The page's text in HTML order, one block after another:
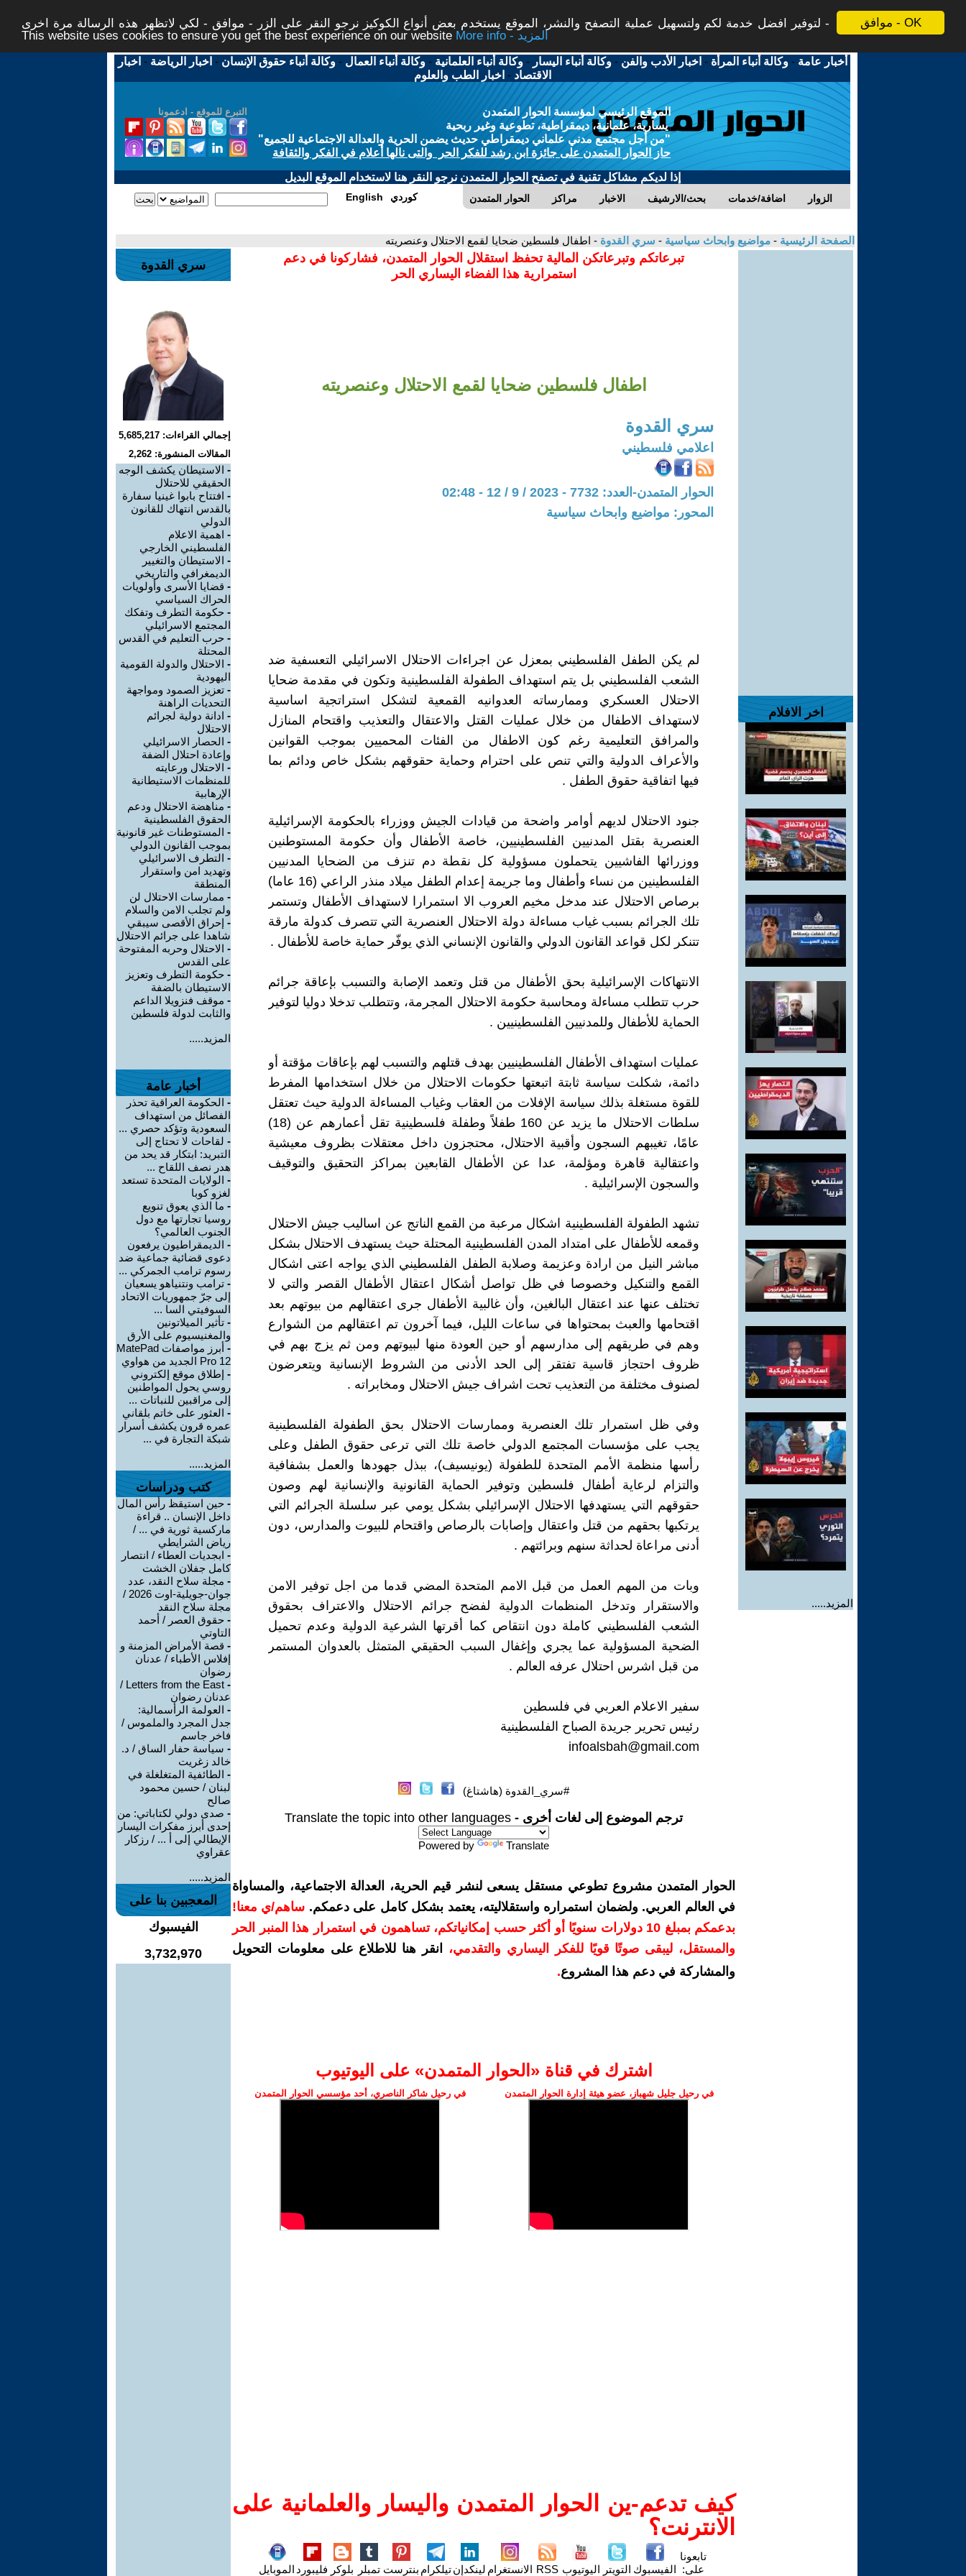
موافق - OK
لتوفير افضل خدمة لكم ولتسهيل عملية التصفح والنشر، الموقع يستخدم بعض أنواع الكوكيز نرجو النقر على الزر - موافق - لكي لاتظهر هذه الرسالة مرة اخرى -
This website uses cookies to ensure you get the best experience on our website
More info - المزيد
أخبار عامة -وكالة أنباء المرأة - اخبار الأدب والفن -وكالة أنباء اليسار -وكالة أنباء العلمانية -وكالة أنباء العمال -وكالة أنباء حقوق الإنسان - اخبار الرياضة - اخبار
الاقتصاد - اخبار الطب والعلوم
التبرع للموقع - ادعمونا
الموقع الرئيسي لمؤسسة الحوار المتمدن
يسارية، علمانية، ديمقراطية، تطوعية وغير ربحية
"من أجل مجتمع مدني علماني ديمقراطي حديث يضمن الحرية والعدالة الاجتماعية للجميع"
حاز الحوار المتمدن على جائزة ابن رشد للفكر الحر والتى نالها أعلام في الفكر والثقافة
إذا لديكم مشاكل تقنية في تصفح الحوار المتمدن نرجو النقر هنا لاستخدام الموقع البديل
الحوار المتمدن مراكز الاخبار بحث/الارشيف اضافة/خدمات الزوار English كوردي
الصفحة الرئيسية - مواضيع وابحاث سياسية - سري القدوة - اطفال فلسطين ضحايا لقمع الاحتلال وعنصريته
اخر الافلام
المزيد.....
تبرعاتكم وتبرعاتكن المالية تحفظ استقلال الحوار المتمدن، فشاركونا في دعم
استمرارية هذا الفضاء اليساري الحر
اطفال فلسطين ضحايا لقمع الاحتلال وعنصريته
سري القدوة
اعلامي فلسطيني
الحوار المتمدن-العدد: 7732 - 2023 / 9 / 12 - 02:48
المحور: مواضيع وابحاث سياسية
لم يكن الطفل الفلسطيني بمعزل عن اجراءات الاحتلال الاسرائيلي التعسفية ضد
الشعب الفلسطيني بل يتم استهداف الطفولة الفلسطينية وتكون في مقدمة ضحايا
الاحتلال العسكري وممارساته العدوانيه القمعية لتشكل استراتجية اساسية
لاستهداف الاطفال من خلال عمليات القتل والاعتقال والتعذيب واقتحام المنازل
والمرافق التعليمية رغم كون الاطفال من الفئات المحميين بموجب القوانين
والأعراف الدولية والتي تنص على احترام وحماية حقوقهم بشكل خاص ودائم بما
فيها اتفاقية حقوق الطفل .
جنود الاحتلال لديهم أوامر واضحة من قيادات الجيش ووزراء بالحكومة الإسرائيلية
العنصرية بقتل المدنيين الفلسطينيين، خاصة الأطفال وأن حكومة المستوطنين
ووزرائها الفاشيين يتحملون مسؤولية كل نقطة دم تنزف من الضحايا المدنيين
الفلسطينين من نساء وأطفال وما جريمة إعدام الطفل ميلاد منذر الراعي (16 عاما)
برصاص الاحتلال عند مدخل مخيم العروب الا استمرارا لاستهداف الأطفال وتستمر
تلك الجرائم بسبب غياب مساءلة دولة الاحتلال العنصرية التي تتصرف كدولة مارقة
تتنكر لكل قواعد القانون الدولي والقانون الإنساني الذي يوفّر حماية خاصة للأطفال .
الانتهاكات الإسرائيلية بحق الأطفال من قتل وتعمد الإصابة والتسبب بإعاقة جرائم
حرب تتطلب مساءلة ومحاسبة حكومة الاحتلال المجرمة، وتتطلب تدخلا دوليا لتوفير
الحماية للأطفال وللمدنيين الفلسطينيين .
عمليات استهداف الأطفال الفلسطينيين بهدف قتلهم والتسبب لهم بإعاقات مؤقتة أو
دائمة، شكلت سياسة ثابتة اتبعتها حكومات الاحتلال من خلال استخدامها المفرط
للقوة مستغلة بذلك سياسة الإفلات من العقاب وغياب المساءلة الدولية حيث تعتقل
سلطات الاحتلال ما يزيد عن 160 طفلاً وطفلة فلسطينية تقل أعمارهم عن (18)
عامًا، تغيبهم السجون وأقبية الاحتلال، محتجزون داخل معتقلات بظروف معيشية
واعتقالية قاهرة ومؤلمة، عدا عن الأطفال القابعين بمراكز التحقيق والتوقيف
والسجون الإسرائيلية .
تشهد الطفولة الفلسطينية اشكال مرعبة من القمع الناتج عن اساليب جيش الاحتلال
وقمعه للأطفال على امتداد المدن الفلسطينية المحتلة حيث يستهدف الاحتلال بشكل
مباشر النيل من ارادة وعزيمة وصلابة الطفل الفلسطيني الذي يواجه اعتى اشكال
القمع والتنكيل وخصوصا في ظل تواصل أشكال اعتقال الأطفال القصر والتي لا
تختلف عنها عند اعتقال البالغين، وأن غالبية الأطفال جرى اعتقالهم من بيوتهم بعد
اقتحامها والعبث بمحتواها في ساعات الليل، فيما آخرون تم اعتقالهم من الشوارع
وهم في طريقهم إلى مدارسهم أو حين العودة منها لبيوتهم ومن ثم يزج بهم في
ظروف احتجاز قاسية تفتقر إلى الحد الأدنى من الشروط الإنسانية ويتعرضون
لصنوف مختلفة من التعذيب تحت اشراف جيش الاحتلال ومخابراته .
وفي ظل استمرار تلك العنصرية وممارسات الاحتلال بحق الطفولة الفلسطينية
يجب على مؤسسات المجتمع الدولي خاصة تلك التي ترعى حقوق الطفل وعلى
رأسها منظمة الأمم المتحدة للطفولة (يونيسيف)، ببذل جهودها والعمل بشفافية
والتزام لرعاية أطفال فلسطين وتوفير الحماية القانونية والإنسانية لهم وصون
حقوقهم التي يستهدفها الاحتلال الإسرائيلي بشكل يومي عبر سلسلة الجرائم التي
يرتكبها بحقهم من قتل واعتقال وإصابات بالرصاص واقتحام للبيوت والمدارس، دون
أدنى مراعاة لحداثة سنهم وبرائتهم .
وبات من المهم العمل من قبل الامم المتحدة المضي قدما من اجل توفير الامن
والاستقرار وتدخل المنظمات الدولية لفضح جرائم الاحتلال والاعتراف بحقوق
الشعب الفلسطيني كاملة دون انتقاص كما أقرتها الشرعية الدولية وعدم تحميل
الضحية المسؤولية عما يجري وإغفال السبب الحقيقي المتمثل بالعدوان المستمر
من قبل اشرس احتلال عرفه العالم .
سفير الاعلام العربي في فلسطين
رئيس تحرير جريدة الصباح الفلسطينية
infoalsbah@gmail.com
#سري_القدوة (هاشتاغ)
ترجم الموضوع إلى لغات أخرى - Translate the topic into other languages
Powered by Translate
الحوار المتمدن مشروع تطوعي مستقل يسعى لنشر قيم الحرية، العدالة الاجتماعية، والمساواة
في العالم العربي. ولضمان استمراره واستقلاليته، يعتمد بشكل كامل على دعمكم. ساهم/ي معنا!
بدعمكم بمبلغ 10 دولارات سنويًا أو أكثر حسب إمكانياتكم، تساهمون في استمرار هذا المنبر الحر
والمستقل، ليبقى صوتًا قويًا للفكر اليساري والتقدمي،
انقر هنا للاطلاع على معلومات التحويل
والمشاركة في دعم هذا المشروع.
اشترك في قناة ‫«الحوار المتمدن» على اليوتيوب
في رحيل جليل شهباز، عضو هيئة إدارة الحوار المتمدن في رحيل شاكر الناصري، أحد مؤسسي الحوار المتمدن
كيف تدعم-ين الحوار المتمدن واليسار والعلمانية على
الانترنت؟
تابعونا
على: الفيسبوك التويتر اليوتيوب RSS الانستغرام لينكدإنتيلكرام بنترست تمبلر بلوكر فليبورد الموبايل
سري القدوة
إجمالي القراءات: 5,685,217
المقالات المنشورة: 2,262
- الاستيطان يكشف الوجه
الحقيقي للاحتلال
- افتتاح بابوا غينيا سفارة
بالقدس انتهاك للقانون
الدولي
- اهمية الاعلام
الفلسطيني الخارجي
- الاستيطان والتغيير
الديمغرافي والتاريخي
- قضايا الأسرى وأولويات
الحراك السياسي
- حكومة التطرف وتفكك
المجتمع الاسرائيلي
- حرب التعليم في القدس
المحتلة
- الاحتلال والدولة القومية
اليهودية
- تعزيز الصمود ومواجهة
التحديات الراهنة
- ادانة دولية لجرائم
الاحتلال
- الحصار الاسرائيلي
وإعادة احتلال الضفة
- الاحتلال ورعايته
للمنظمات الاستيطانية
الإرهابية
- مناهضة الاحتلال ودعم
الحقوق الفلسطينية
- المستوطنات غير قانونية
بموجب القانون الدولي
- التطرف الاسرائيلي
وتهديد امن واستقرار
المنطقة
- ممارسات الاحتلال لن
ولم تجلب الامن والسلام
- إحراق الأقصى سيبقي
شاهدا على جرائم الاحتلال
- الاحتلال وحربه المفتوحة
على القدس
- حكومة التطرف وتعزيز
الاستيطان بالضفة
- موقف فنزويلا الداعم
والثابت لدولة فلسطين
المزيد.....
أخبار عامة
- الحكومة العراقية تحذر
الفصائل من استهداف
السعودية وتؤكد حصري ...
- لقاحات لا تحتاج إلى
التبريد: ابتكار قد يحد من
هدر نصف اللقاح ...
- الولايات المتحدة تستعد
لغزو كوبا
- ما الذي يعوق تنويع
روسيا تجارتها مع دول
الجنوب العالمي؟
- الديمقراطيون يرفعون
دعوى قضائية جماعية ضد
رسوم ترامب الجمركي ...
- ترامب ونتنياهو يسعيان
إلى جرّ جمهوريات الاتحاد
السوفيتي السا ...
- تأثير الميلاتونين
والمغنيسيوم على الأرق
-
أبرز مواصفات MatePad
Pro 12 الجديد من هواوي
- إطلاق موقع إلكتروني
روسي يحول المواطنين
إلى مراقبين للنباتات ...
- العثور على خاتم بلقاني
عمره قرون يكشف أسرار
شبكة التجارة في ...
المزيد.....
كتب ودراسات
- حين استيقظ رأس المال
داخل الإنسان .. قراءة
ماركسية ثورية في ... /
رياض الشرايطي
- ابجديات العطاء / انتصار
كامل جفلان الخشت
- مجلة سلاح النقد، عدد
جوان-جويلية-اوت 2026 /
مجلة سلاح النقد
- حقوق العصر / أحمد
التاوتي
- قصة الأمراض المزمنة و
إفلاس الأطباء / عدنان
رضوان
-
Letters from the East /
عدنان رضوان
- العولمة الرأسمالية:
جدل المجرد والملموس /
فاخر جاسم
- سياسة حفار الساق / د.
خالد زغريت
- الطائفية المتغلغلة في
لبنان / حسين محمود
صالح
- صدى دولي لكتاباتي: من
إحدى أبرز مفكرات اليسار
الإيطالي إلى أ ... / رزكار
عقراوي
المزيد.....
المعجبين بنا على
الفيسبوك
3,732,970